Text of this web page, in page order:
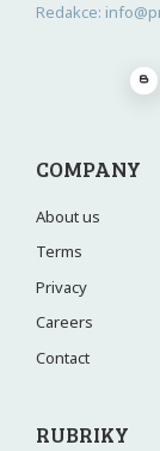
Redakce:
COMPANY
About us
Terms
Privacy
Careers
Contact
RUBRIKY